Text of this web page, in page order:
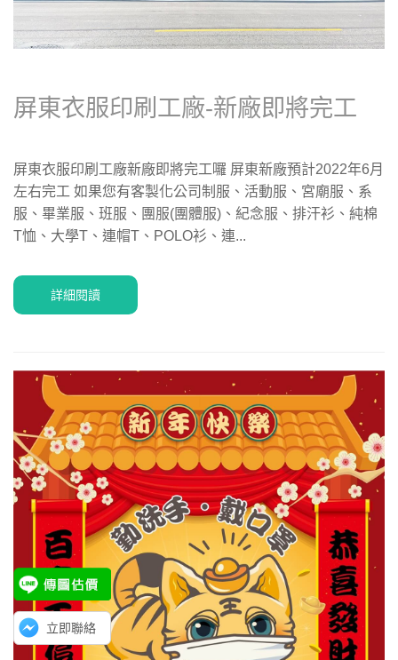
屏東衣服印刷工廠-新廠即將完工
屏東衣服印刷工廠新廠即將完工囉 屏東新廠預計2022年6月
左右完工 如果您有客製化公司制服、活動服、宮廟服、系
服、畢業服、班服、團服(團體服)、紀念服、排汗衫、純棉
T恤、大學T、連帽T、POLO衫、連...
詳細閱讀
立即聯絡